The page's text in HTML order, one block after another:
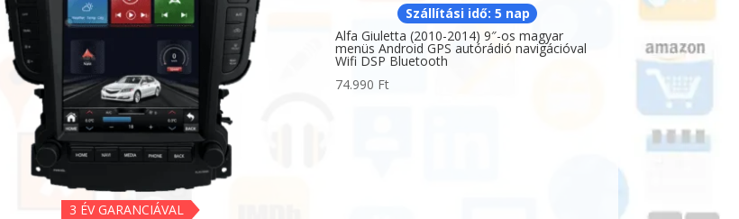
3 ÉV GARANCIÁVAL
Szállítási idő: 5 nap
Alfa Giuletta (2010-2014) 9″-os magyar
menüs Android GPS autórádió navigációval
Wifi DSP Bluetooth
74.990 Ft